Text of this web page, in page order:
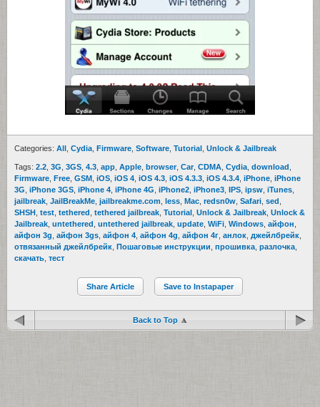
Categories: All , Cydia, Firmware, Software, Tutorial , Unlock & Jailbreak
Tags: 2.2, 3G, 3GS, 4.3, app, Apple, browser, Car, CDMA, Cydia, download ,
Firmware, Free, GSM , iOS, iOS 4, iOS 4.3, iOS 4.3.3, iOS 4.3.4, iPhone, iPhone
3G, iPhone 3GS, iPhone 4, iPhone 4G, iPhone2, iPhone3, IPS, ipsw, iTunes,
jailbreak, JailBreakMe, jailbreakme.com, less, Mac, redsn0w, Safari, sed ,
SHSH , test, tethered , tethered jailbreak, Tutorial , Unlock & Jailbreak, Unlock &
Jailbreak, untethered , untethered jailbreak, update, WiFi, Windows, айфон,
айфон 3g, айфон 3gs, айфон 4, айфон 4g, айфон 4г, анлок, джейлбрейк,
отвязанный джейлбрейк, Пошаговые инструкции, прошивка, разлочка,
скачать, тест
Share Article Save to Instapaper
Back to Top